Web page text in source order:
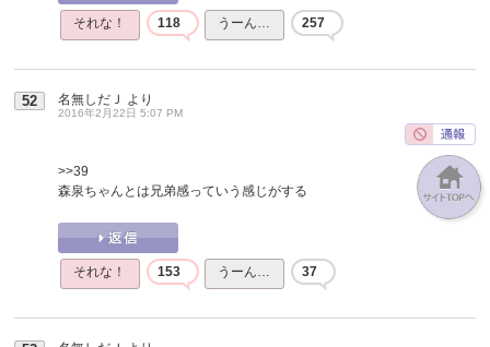
それな！ 118 うーん… 257
52 名無しだＪ より
2016年2月22日 5:07 PM
>>39
森泉ちゃんとは兄弟感っていう感じがする
それな！ 153 うーん… 37